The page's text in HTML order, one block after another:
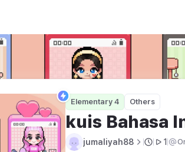
Elementary 4 Others
kuis Bahasa
jumaliyah88 1